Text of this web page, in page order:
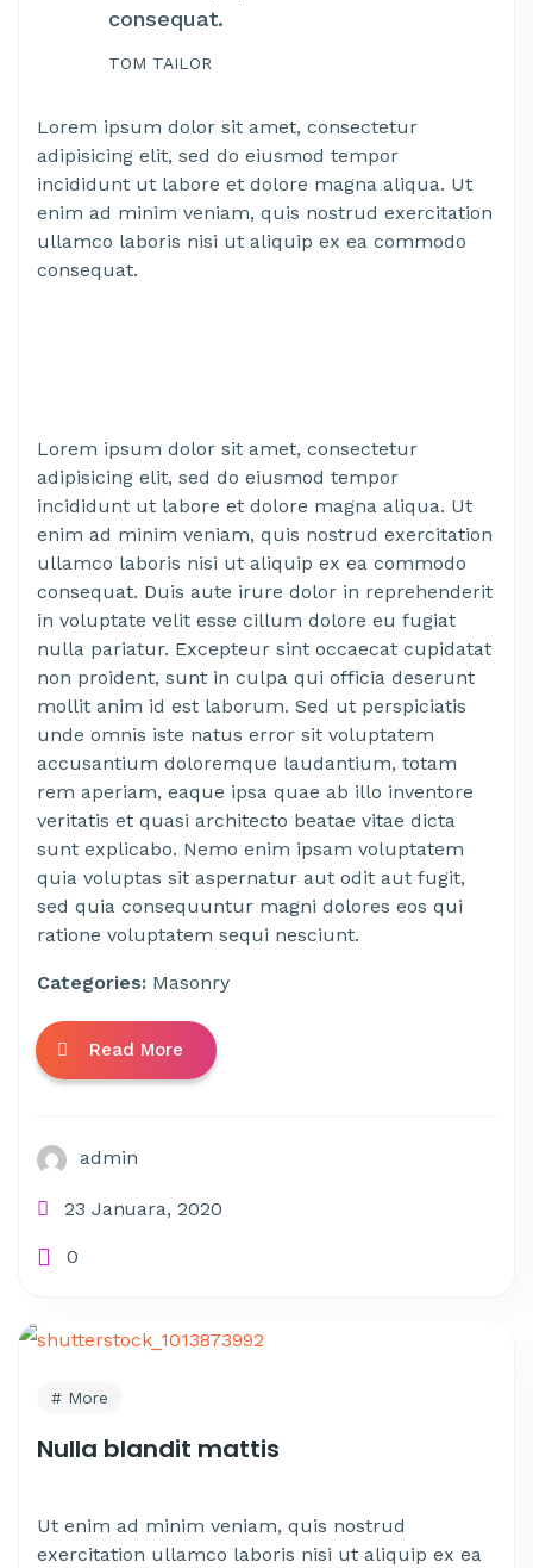
consequat.
TOM TAILOR
Lorem ipsum dolor sit amet, consectetur
adipisicing elit, sed do eiusmod tempor
incididunt ut labore et dolore magna aliqua. Ut
enim ad minim veniam, quis nostrud exercitation
ullamco laboris nisi ut aliquip ex ea commodo
consequat.
Lorem ipsum dolor sit amet, consectetur
adipisicing elit, sed do eiusmod tempor
incididunt ut labore et dolore magna aliqua. Ut
enim ad minim veniam, quis nostrud exercitation
ullamco laboris nisi ut aliquip ex ea commodo
consequat. Duis aute irure dolor in reprehenderit
in voluptate velit esse cillum dolore eu fugiat
nulla pariatur. Excepteur sint occaecat cupidatat
non proident, sunt in culpa qui officia deserunt
mollit anim id est laborum. Sed ut perspiciatis
unde omnis iste natus error sit voluptatem
accusantium doloremque laudantium, totam
rem aperiam, eaque ipsa quae ab illo inventore
veritatis et quasi architecto beatae vitae dicta
sunt explicabo. Nemo enim ipsam voluptatem
quia voluptas sit aspernatur aut odit aut fugit,
sed quia consequuntur magni dolores eos qui
ratione voluptatem sequi nesciunt.
Categories: Masonry
Read More
admin
23 Januara, 2020
0
More
Nulla blandit mattis
Ut enim ad minim veniam, quis nostrud
exercitation ullamco laboris nisi ut aliquip ex ea